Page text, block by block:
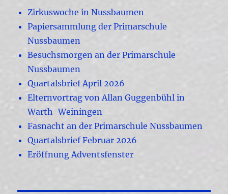
Zirkuswoche in Nussbaumen
Papiersammlung der Primarschule
Nussbaumen
Besuchsmorgen an der Primarschule
Nussbaumen
Quartalsbrief April 2026
Elternvortrag von Allan Guggenbühl in
Warth-Weiningen
Fasnacht an der Primarschule Nussbaumen
Quartalsbrief Februar 2026
Eröffnung Adventsfenster